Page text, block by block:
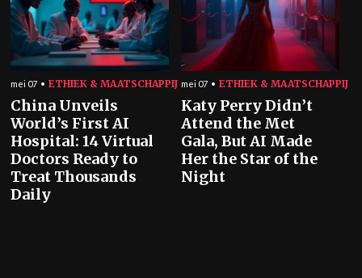
mei 07 ETHIEK & MAATSCHAPPIJ
China Unveils
World’s First AI
Hospital: 14 Virtual
Doctors Ready to
Treat Thousands
Daily
mei 07 ETHIEK & MAATSCHAPPIJ
Katy Perry Didn’t
Attend the Met
Gala, But AI Made
Her the Star of the
Night